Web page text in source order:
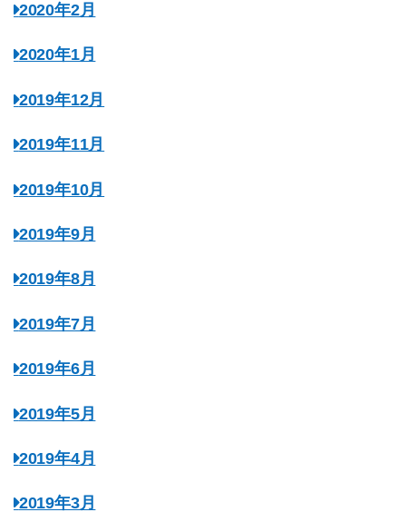
2020年2月
2020年1月
2019年12月
2019年11月
2019年10月
2019年9月
2019年8月
2019年7月
2019年6月
2019年5月
2019年4月
2019年3月